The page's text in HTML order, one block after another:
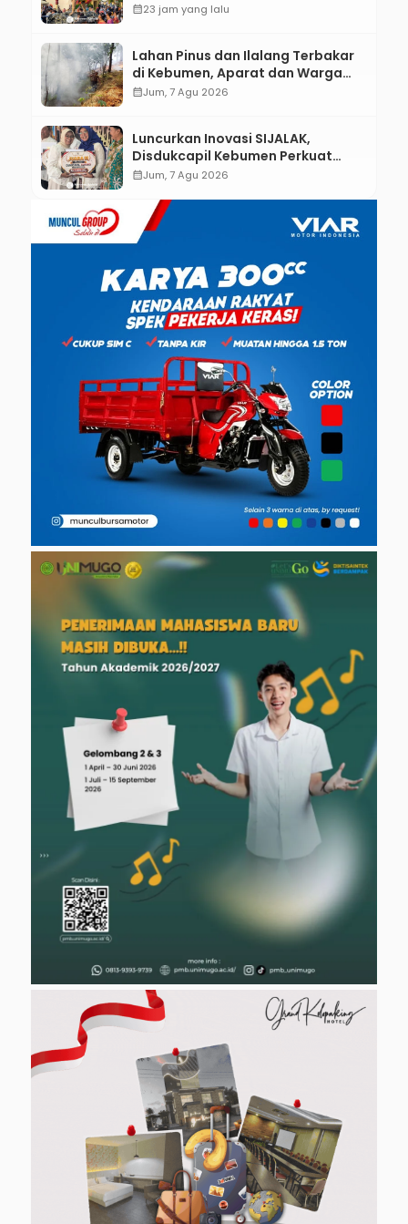
calendar_month23 jam yang lalu
Lahan Pinus dan Ilalang Terbakar
di Kebumen, Aparat dan Warga
Padamkan Api Secara Manual
calendar_monthJum, 7 Agu 2026
Luncurkan Inovasi SIJALAK,
Disdukcapil Kebumen Perkuat
Jejaring Literasi Adminduk hingga
calendar_monthJum, 7 Agu 2026